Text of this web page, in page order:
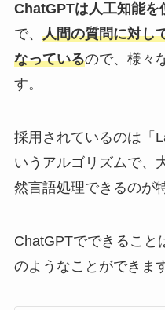
ChatGPTは人工知能を
で、 人間の質問に対し
なっているので、様々
す。
採用されているのは
いうアルゴリズムで、
然言語処理できるのが
ChatGPTでできること
のようなことができま